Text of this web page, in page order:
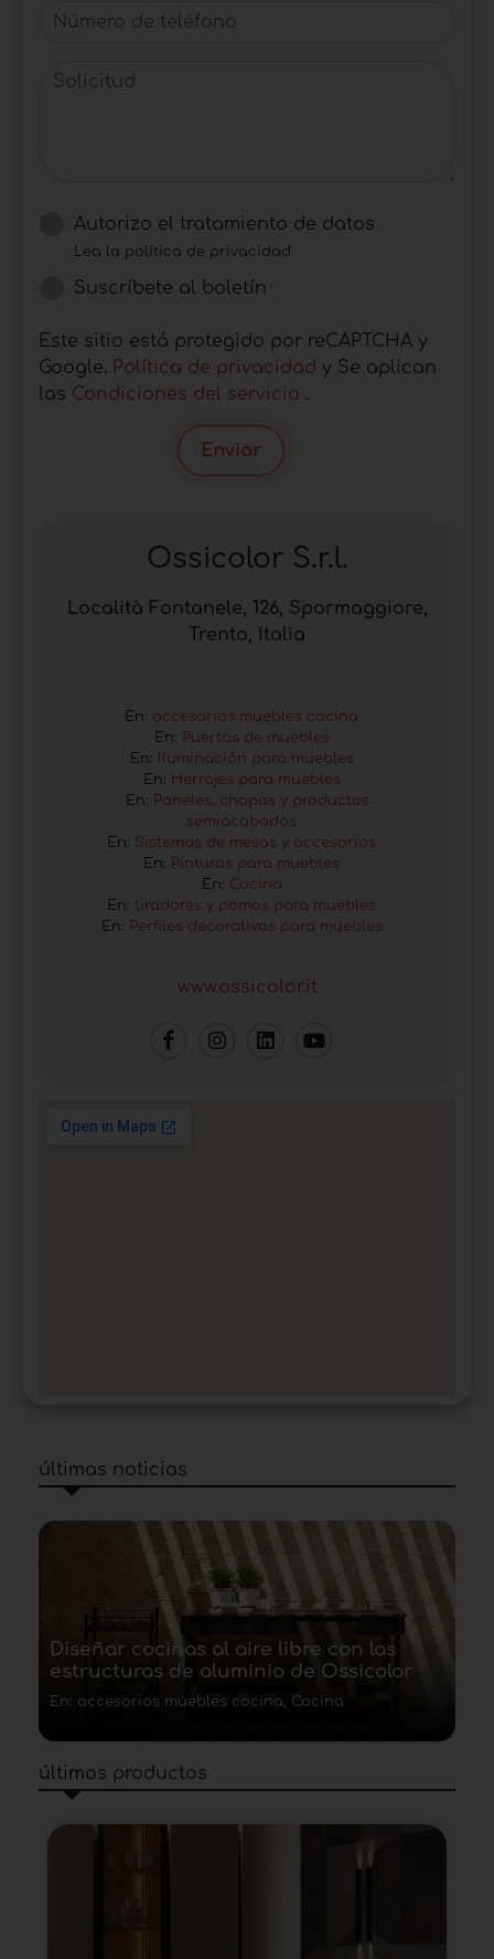
Número de teléfono
Solicitud
Autorizo ​​el tratamiento de datos
Lea la política de privacidad
Suscríbete al boletín
Este sitio está protegido por reCAPTCHA y
Google. Política de privacidad y Se aplican
las Condiciones del servicio .
Enviar
Ossicolor S.r.l.
Località Fontanele, 126, Spormaggiore,
Trento, Italia
En: accesorios muebles cocina
En: Puertas de muebles
En:
Iluminación para muebles
En: Herrajes para muebles
En: Paneles, chapas y productos
semiacabados
En: Sistemas de mesas y accesorios
En: Pinturas para muebles
En: Cocina
En: tiradores y pomos para muebles
En: Perfiles decorativos para muebles
www.ossicolor.it
últimas noticias
Diseñar cocinas al aire libre con las
estructuras de aluminio de Ossicolor
En: accesorios muebles cocina, Cocina
últimos productos